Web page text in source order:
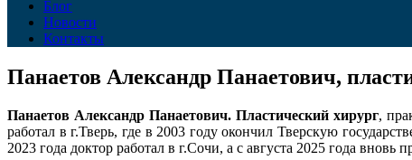
Блог
Новости
Контакты
Панаетов Александр Панаетович,
Панаетов Александр Панаетович. Пластический хирург,
работал в г.Тверь, где в 2003 году окончил Тверскую
2023 года доктор работал в г.Сочи, а с августа 2025 года вновь